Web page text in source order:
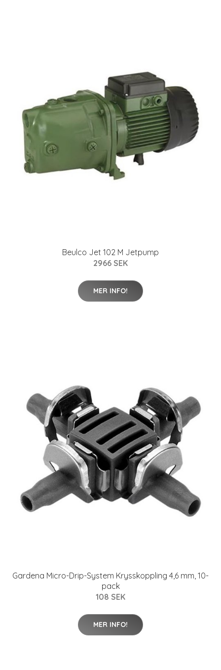
Beulco Jet 102 M Jetpump
2966 SEK
MER INFO!
Gardena Micro-Drip-System Krysskoppling 4,6 mm, 10-
pack
108 SEK
MER INFO!